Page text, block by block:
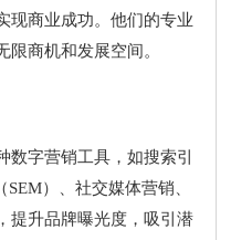
现商业成功。他们的专业
商机和发展空间。
字营销工具，如搜索引
）、社交媒体营销、
提升品牌曝光度，吸引潜